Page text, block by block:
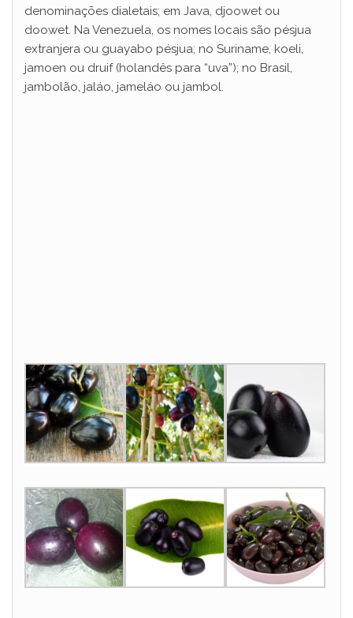
denominações dialetais; em Java, djoowet ou
doowet. Na Venezuela, os nomes locais são pésjua
extranjera ou guayabo pésjua; no Suriname, koeli,
jamoen ou druif (holandês para “uva”); no Brasil,
jambolão, jaláo, jameláo ou jambol.